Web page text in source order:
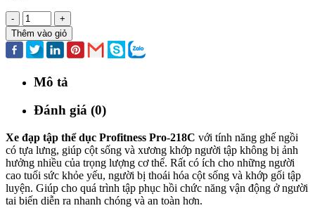
-
+
Thêm vào giỏ
Mô tả
Đánh giá (0)
Xe đạp tập thể dục Profitness Pro-218C với tính năng ghế ngồi
có tựa lưng, giúp cột sống và xương khớp người tập không bị ảnh
hưởng nhiều của trọng lượng cơ thể. Rất có ích cho những người
cao tuổi sức khỏe yếu, người bị thoái hóa cột sống và khớp gối tập
luyện. Giúp cho quá trình tập phục hồi chức năng vận động ở người
tai biến diễn ra nhanh chóng và an toàn hơn.